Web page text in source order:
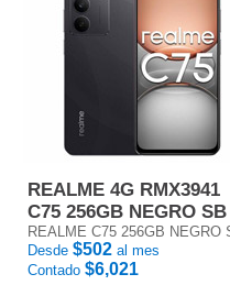
REALME 4G RMX3941
C75 256GB NEGRO
REALME C75 256GB NEGRO
Desde $502 al mes
Contado $6,021